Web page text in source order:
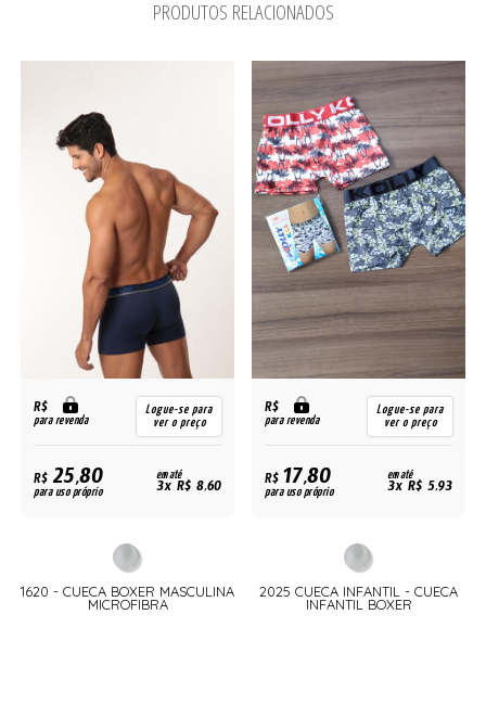
PRODUTOS RELACIONADOS
R$
para revenda
Logue-se para
ver o preço
R$25,80
para uso próprio
em até
3x R$ 8,60
1620 - CUECA BOXER MASCULINA
MICROFIBRA
R$
para revenda
Logue-se para
ver o preço
R$17,80
para uso próprio
em até
3x R$ 5,93
2025 CUECA INFANTIL - CUECA
INFANTIL BOXER